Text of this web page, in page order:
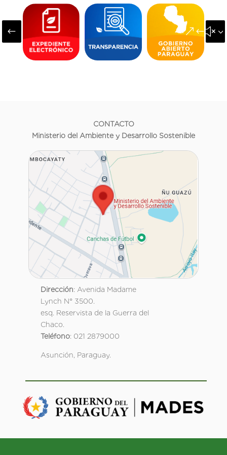
#
CONTACTO
Ministerio del Ambiente y Desarrollo Sostenible
Dirección: Avenida Madame
Lynch N° 3500.
esq. Reservista de la Guerra del
Chaco.
Teléfono: 021 2879000
Asunción, Paraguay.